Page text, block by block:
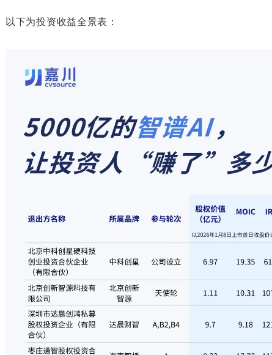
以下为投资收益全景表：